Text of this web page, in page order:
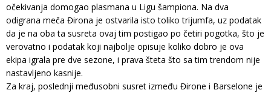
očekivanja domogao plasmana u Ligu šampiona. Na dva
odigrana meča Đirona je ostvarila isto toliko trijumfa, uz podatak
da je na oba ta susreta ovaj tim postigao po četiri pogotka, što je
verovatno i podatak koji najbolje opisuje koliko dobro je ova
ekipa igrala pre dve sezone, i prava šteta što sa tim trendom nije
nastavljeno kasnije.
Za kraj, poslednji međusobni susret između Đirone i Barselone je